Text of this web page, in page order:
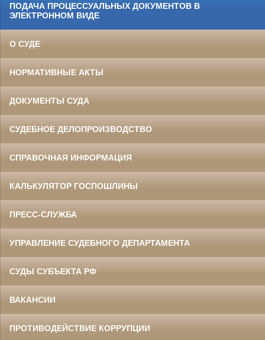
ПОДАЧА ПРОЦЕССУАЛЬНЫХ ДОКУМЕНТОВ В
ЭЛЕКТРОННОМ ВИДЕ
О СУДЕ
НОРМАТИВНЫЕ АКТЫ
ДОКУМЕНТЫ СУДА
СУДЕБНОЕ ДЕЛОПРОИЗВОДСТВО
СПРАВОЧНАЯ ИНФОРМАЦИЯ
КАЛЬКУЛЯТОР ГОСПОШЛИНЫ
ПРЕСС-СЛУЖБА
УПРАВЛЕНИЕ СУДЕБНОГО ДЕПАРТАМЕНТА
СУДЫ СУБЪЕКТА РФ
ВАКАНСИИ
ПРОТИВОДЕЙСТВИЕ КОРРУПЦИИ